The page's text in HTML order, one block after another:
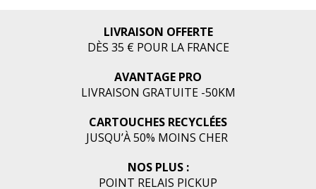
LIVRAISON OFFERTE
DÈS 35 € POUR LA FRANCE
AVANTAGE PRO
LIVRAISON GRATUITE -50KM
CARTOUCHES RECYCLÉES
JUSQU’À 50% MOINS CHER
NOS PLUS :
POINT RELAIS PICKUP